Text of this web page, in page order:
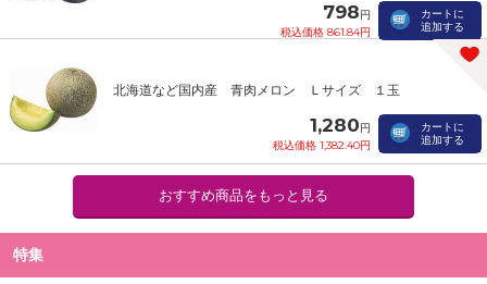
798円
税込価格 861.84円
カートに
追加する
北海道など国内産 青肉メロン Ｌサイズ １玉
1,280円
税込価格 1,382.40円
カートに
追加する
おすすめ商品をもっと見る
特集